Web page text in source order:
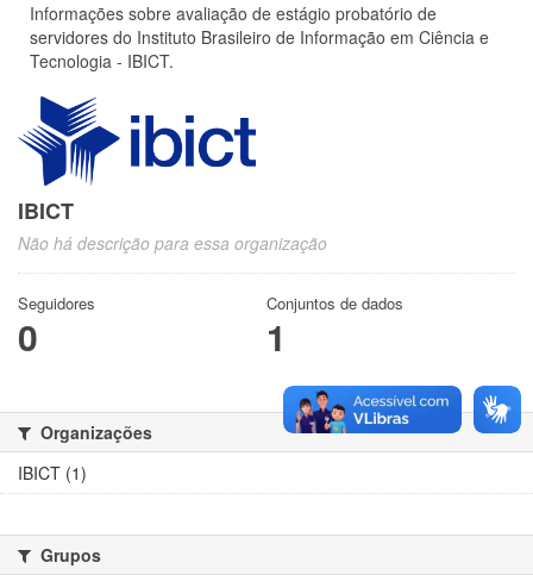
Informações sobre avaliação de estágio probatório de
servidores do Instituto Brasileiro de Informação em Ciência e
Tecnologia - IBICT.
IBICT
Não há descrição para essa organização
Seguidores
0
Conjuntos de dados
1
Organizações
IBICT (1)
Grupos